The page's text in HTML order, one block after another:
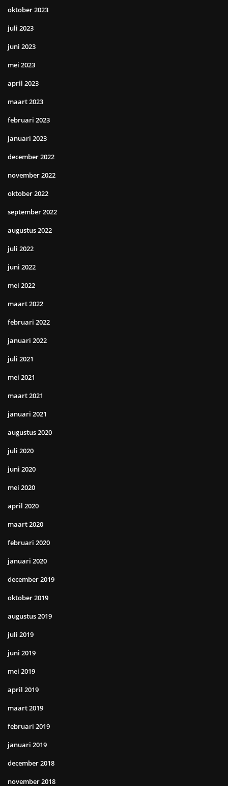
oktober 2023
juli 2023
juni 2023
mei 2023
april 2023
maart 2023
februari 2023
januari 2023
december 2022
november 2022
oktober 2022
september 2022
augustus 2022
juli 2022
juni 2022
mei 2022
maart 2022
februari 2022
januari 2022
juli 2021
mei 2021
maart 2021
januari 2021
augustus 2020
juli 2020
juni 2020
mei 2020
april 2020
maart 2020
februari 2020
januari 2020
december 2019
oktober 2019
augustus 2019
juli 2019
juni 2019
mei 2019
april 2019
maart 2019
februari 2019
januari 2019
december 2018
november 2018